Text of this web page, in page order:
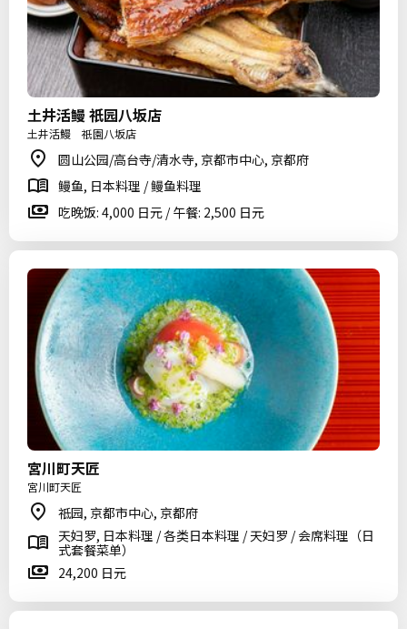
土井活鳗 祇园八坂店
土井活鰻 祇園八坂店
圆山公园/高台寺/清水寺, 京都市中心, 京都府
鳗鱼, 日本料理 / 鳗鱼料理
吃晚饭: 4,000 日元 / 午餐: 2,500 日元
宮川町天匠
宮川町天匠
祗园, 京都市中心, 京都府
天妇罗, 日本料理 / 各类日本料理 / 天妇罗 / 会席料理（日
式套餐菜单）
24,200 日元